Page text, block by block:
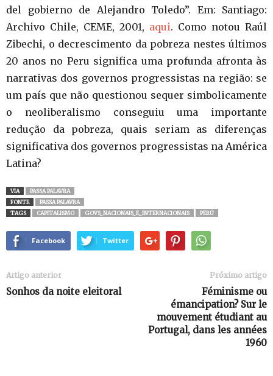
del gobierno de Alejandro Toledo”. Em: Santiago:
Archivo Chile, CEME, 2001, aqui. Como notou Raúl
Zibechi, o decrescimento da pobreza nestes últimos
20 anos no Peru significa uma profunda afronta às
narrativas dos governos progressistas na região: se
um país que não questionou sequer simbolicamente
o neoliberalismo conseguiu uma importante
redução da pobreza, quais seriam as diferenças
significativa dos governos progressistas na América
Latina?
VIA
PASSA PALAVRA
FONTE
PASSA PALAVRA
TAGS
CAPITALISMO GOVS_NACIONAIS_E_INTERNACIONAIS PERÚ
Facebook Twitter
Artigo anterior
Sonhos da noite eleitoral
Próximo artigo
Féminisme ou
émancipation? Sur le
mouvement étudiant au
Portugal, dans les années
1960